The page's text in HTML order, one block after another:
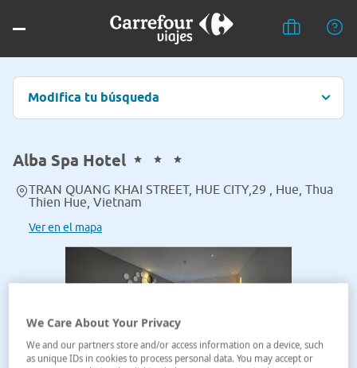
Modifica tu búsqueda
Alba Spa Hotel
TRAN QUANG KHAI STREET, HUE CITY,29 , Hue, Thua
Thien Hue, Vietnam
Ver en el mapa
We Care About Your Privacy
We and our partners store and/or access information on a device, such
as unique IDs in cookies to process personal data. You may accept or